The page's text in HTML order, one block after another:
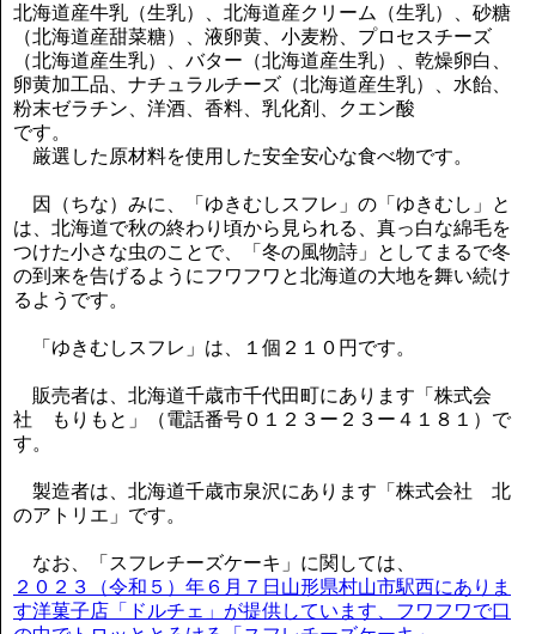
北海道産牛乳（生乳）、北海道産クリーム（生乳）、砂糖
（北海道産甜菜糖）、液卵黄、小麦粉、プロセスチーズ
（北海道産生乳）、バター（北海道産生乳）、乾燥卵白、
卵黄加工品、ナチュラルチーズ（北海道産生乳）、水飴、
粉末ゼラチン、洋酒、香料、乳化剤、クエン酸
です。
厳選した原材料を使用した安全安心な食べ物です。
因（ちな）みに、「ゆきむしスフレ」の「ゆきむし」と
は、北海道で秋の終わり頃から見られる、真っ白な綿毛を
つけた小さな虫のことで、「冬の風物詩」としてまるで冬
の到来を告げるようにフワフワと北海道の大地を舞い続け
るようです。
「ゆきむしスフレ」は、１個２１０円です。
販売者は、北海道千歳市千代田町にあります「株式会
社 もりもと」（電話番号０１２３ー２３ー４１８１）で
す。
製造者は、北海道千歳市泉沢にあります「株式会社 北
のアトリエ」です。
なお、「スフレチーズケーキ」に関しては、
２０２３（令和５）年６月７日山形県村山市駅西にありま
す洋菓子店「ドルチェ」が提供しています、フワフワで口